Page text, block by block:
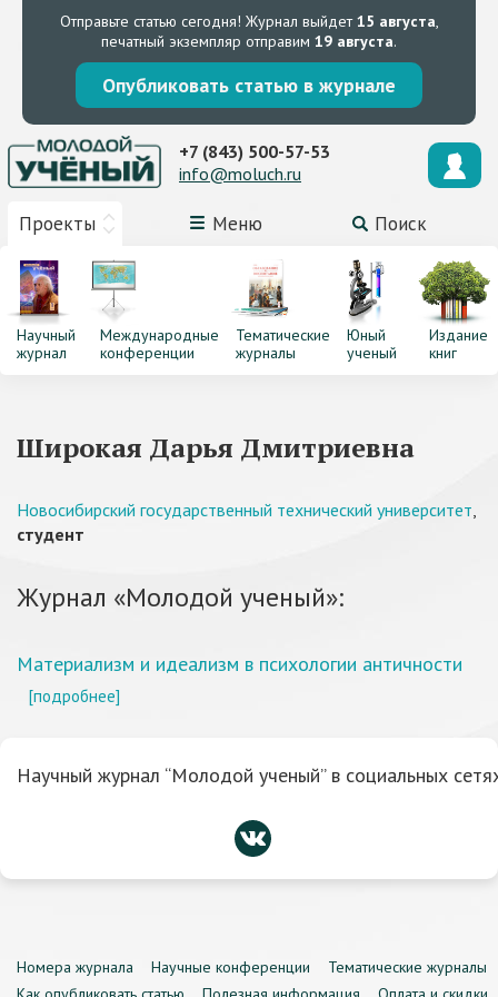
Отправьте статью сегодня! Журнал выйдет15 августа,
печатный экземпляр отправим 19 августа.
Опубликовать статью в журнале
Проекты Меню Поиск
+7 (843) 500-57-53
info@moluch.ru
Научный
журнал
Международные
конференции
Тематические
журналы
Юный
ученый
Издание
книг
Широкая Дарья Дмитриевна
Новосибирский государственный технический университет,
студент
Журнал «Молодой ученый»:
Материализм и идеализм в психологии античности
[подробнее]
Научный журнал “Молодой ученый” в социальных
Номера журнала Научные конференции
Тематические журналы